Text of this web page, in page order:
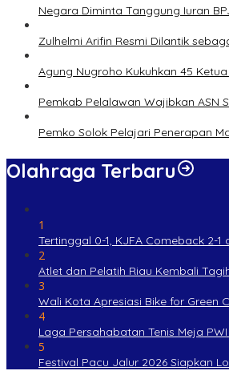
Negara Diminta Tanggung Iuran
Zulhelmi Arifin Resmi Dilantik
Agung Nugroho Kukuhkan 45
Pemkab Pelalawan Wajibkan ASN
Pemko Solok Pelajari Penerapan
Olahraga Terbaru
1
Tertinggal 0-1, KJFA Comeback 2-1
2
Atlet dan Pelatih Riau Kembali
3
Wali Kota Apresiasi Bike for Green
4
Laga Persahabatan Tenis Meja
5
Festival Pacu Jalur 2026 Siapkan